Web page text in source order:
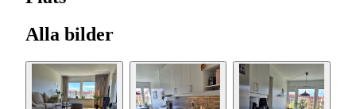
Alla bilder